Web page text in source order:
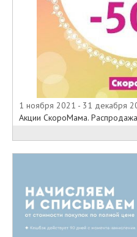
1 ноября 2021 - 31 декабря
Акции СкороМама.